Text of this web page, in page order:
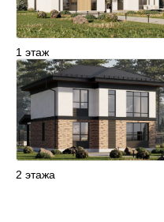
1 этаж
2 этажа